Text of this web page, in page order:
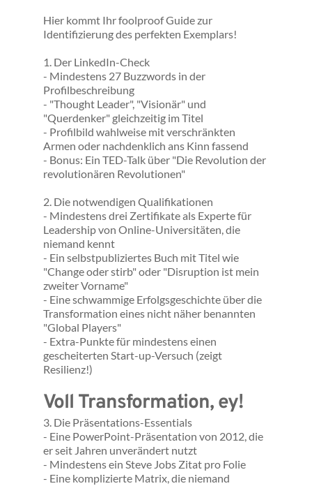
Hier kommt Ihr foolproof Guide zur
Identifizierung des perfekten Exemplars!
1. Der LinkedIn-Check
- Mindestens 27 Buzzwords in der
Profilbeschreibung
- "Thought Leader", "Visionär" und
"Querdenker" gleichzeitig im Titel
- Profilbild wahlweise mit verschränkten
Armen oder nachdenklich ans Kinn fassend
- Bonus: Ein TED-Talk über "Die Revolution der
revolutionären Revolutionen"
2. Die notwendigen Qualifikationen
- Mindestens drei Zertifikate als Experte für
Leadership von Online-Universitäten, die
niemand kennt
- Ein selbstpubliziertes Buch mit Titel wie
"Change oder stirb" oder "Disruption ist mein
zweiter Vorname"
- Eine schwammige Erfolgsgeschichte über die
Transformation eines nicht näher benannten
"Global Players"
- Extra-Punkte für mindestens einen
gescheiterten Start-up-Versuch (zeigt
Resilienz!)
Voll Transformation, ey!
3. Die Präsentations-Essentials
- Eine PowerPoint-Präsentation von 2012, die
er seit Jahren unverändert nutzt
- Mindestens ein Steve Jobs Zitat pro Folie
- Eine komplizierte Matrix, die niemand